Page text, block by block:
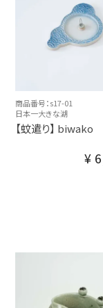
商品番号：s17-01
日本一大きな湖
【蚊遣り】 biwako
¥